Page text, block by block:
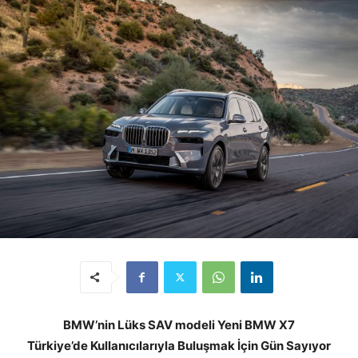
BMW’nin Lüks SAV modeli Yeni BMW X7
Türkiye’de Kullanıcılarıyla Buluşmak İçin Gün Sayıyor